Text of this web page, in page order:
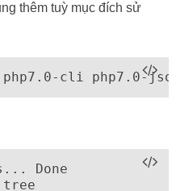
thêm tuỳ mục đích sử
cli php7.0-json
Done
tree